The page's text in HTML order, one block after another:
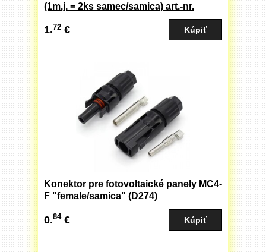
(1m.j. = 2ks samec/samica) art.-nr.
1.72 €
Konektor pre fotovoltaické panely MC4-
F "female/samica" (D274)
0.84€